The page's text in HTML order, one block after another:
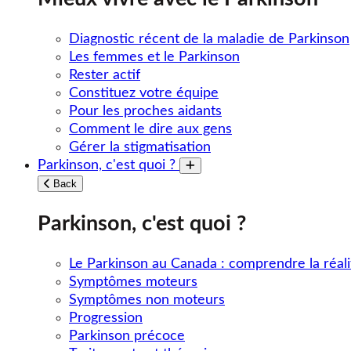
Diagnostic récent de la maladie de Parkinson
Les femmes et le Parkinson
Rester actif
Constituez votre équipe
Pour les proches aidants
Comment le dire aux gens
Gérer la stigmatisation
Parkinson, c'est quoi ?
Toggle submenu
Back
Parkinson, c'est quoi ?
Le Parkinson au Canada : comprendre la
Symptômes moteurs
Symptômes non moteurs
Progression
Parkinson précoce